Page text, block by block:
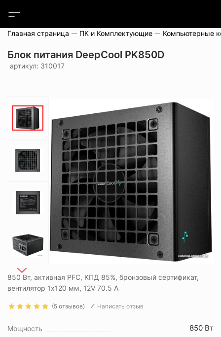
Главная страница ПК и Комплектующие Компьютерные
Блок питания DeepCool PK850D
артикул: 310017
850 Вт, активная PFC, КПД 85%, бронзовый сертификат,
вентилятор 1x120 мм, 12V 70.5 А
(5 отзывов) Написать отзыв
Мощность 850 Вт